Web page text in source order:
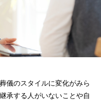
儀のスタイルに変化がみら
承する人がいないことや自